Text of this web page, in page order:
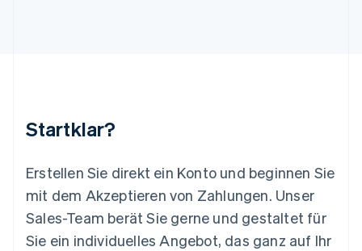
Startklar?
Erstellen Sie direkt ein Konto und beginnen Sie
mit dem Akzeptieren von Zahlungen. Unser
Sales-Team berät Sie gerne und gestaltet für
Sie ein individuelles Angebot, das ganz auf Ihr
Mexiko
English
Niederlande
Nederlands English
Norwegen
English